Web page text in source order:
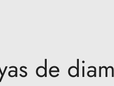
de